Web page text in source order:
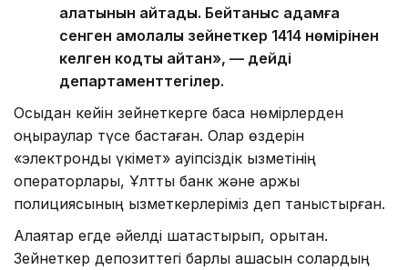
алатынын айтады. Бейтаныс адамға
сенген ақмолалық зейнеткер 1414 нөмірінен
келген кодты айтқан», — дейді
департаменттегілер.
Осыдан кейін зейнеткерге басқа нөмірлерден
қоңыраулар түсе бастаған. Олар өздерін
«электрондық үкімет» қауіпсіздік қызметінің
операторлары, Ұлттық банк және қаржы
полициясының қызметкерлеріміз деп таныстырған.
Алаяқтар егде әйелді шатастырып, қорқытқан.
Зейнеткер депозиттегі барлық ақшасын солардың